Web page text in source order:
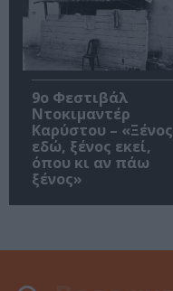
9ο Φεστιβάλ
Ντοκιμαντέρ
Καρύστου – «Ξένος
εδώ, ξένος εκεί,
όπου κι αν πάω
ξένος»